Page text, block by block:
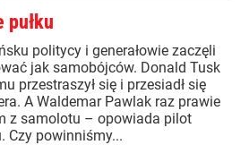
pułku
politycy i generałowie zaczęli
jak samobójców. Donald Tusk
przestraszył się i przesiadł się
A Waldemar Pawlak raz prawie
z samolotu – opowiada pilot
Czy powinniśmy...